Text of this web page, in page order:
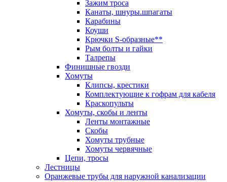
Зажим троса
Канаты, шнуры.шпагаты
Карабины
Коуши
Крючки S-образные**
Рым болты и гайки
Талрепы
Финишные гвозди
Хомуты
Клипсы, крестики
Комплектующие к гофрам для кабеля
Краскопульты
Хомуты, скобы и ленты
Ленты монтажные
Скобы
Хомуты трубные
Хомуты червячные
Цепи, тросы
Лестницы
Оранжевые трубы для наружной канализации